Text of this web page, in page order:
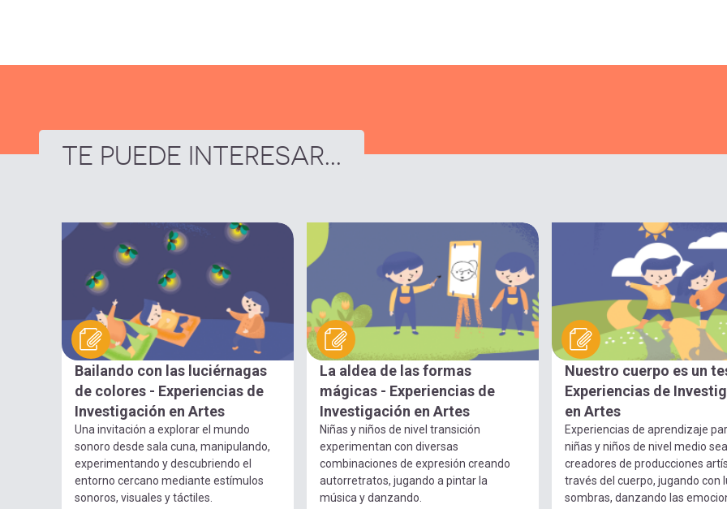
TE PUEDE INTERESAR...
Bailando con las luciérnagas
de colores - Experiencias de
Investigación en Artes
Una invitación a explorar el mundo
sonoro desde sala cuna, manipulando,
experimentando y descubriendo el
entorno cercano mediante estímulos
sonoros, visuales y táctiles.
La aldea de las formas
mágicas - Experiencias de
Investigación en Artes
Niñas y niños de nivel transición
experimentan con diversas
combinaciones de expresión creando
autorretratos, jugando a pintar la
música y danzando.
Nuestro cuerpo es un
Experiencias de
en Artes
Experiencias de aprendizaje
niñas y niños de nivel medio
creadores de producciones
través del cuerpo, jugando con
sombras, danzando las